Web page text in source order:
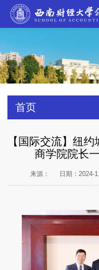
首页
【国际交流】纽
商学院院长
来源： 日期：2024-